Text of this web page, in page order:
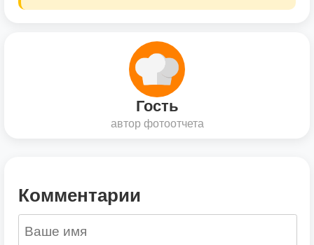
Гость
автор фотоотчета
Комментарии